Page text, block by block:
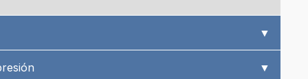
▼
▼